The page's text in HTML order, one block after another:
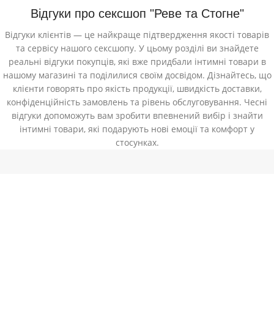
Відгуки про сексшоп "Реве та Стогне"
Відгуки клієнтів — це найкраще підтвердження якості товарів
та сервісу нашого сексшопу. У цьому розділі ви знайдете
реальні відгуки покупців, які вже придбали інтимні товари в
нашому магазині та поділилися своїм досвідом. Дізнайтесь, що
клієнти говорять про якість продукції, швидкість доставки,
конфіденційність замовлень та рівень обслуговування. Чесні
відгуки допоможуть вам зробити впевнений вибір і знайти
інтимні товари, які подарують нові емоції та комфорт у
стосунках.